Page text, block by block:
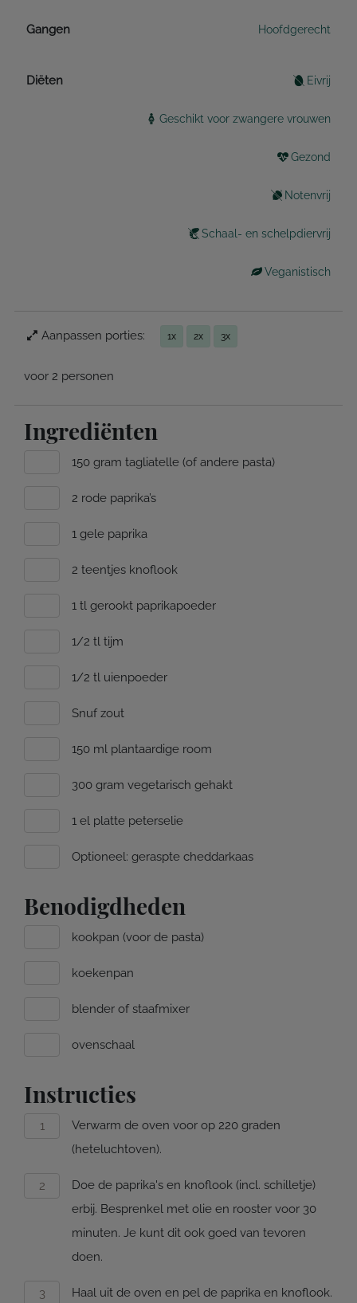
Gangen Hoofdgerecht
Diëten Eivrij
Geschikt voor zwangere vrouwen
Gezond
Notenvrij
Schaal- en schelpdiervrij
Veganistisch
Aanpassen porties: 1x 2x 3x
voor 2 personen
Ingrediënten
150 gram tagliatelle (of andere pasta)
2 rode paprika’s
1 gele paprika
2 teentjes knoflook
1 tl gerookt paprikapoeder
1/2 tl tijm
1/2 tl uienpoeder
Snuf zout
150 ml plantaardige room
300 gram vegetarisch gehakt
1 el platte peterselie
Optioneel: geraspte cheddarkaas
Benodigdheden
kookpan (voor de pasta)
koekenpan
blender of staafmixer
ovenschaal
Instructies
Verwarm de oven voor op 220 graden
(heteluchtoven).
Doe de paprika's en knoflook (incl. schilletje)
erbij. Besprenkel met olie en rooster voor 30
minuten. Je kunt dit ook goed van tevoren
doen.
Haal uit de oven en pel de paprika en knoflook.